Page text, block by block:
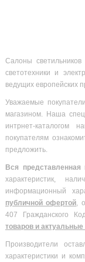
Салоны
светотехники и
ведущих европейских
Уважаемые
магазином. Наша
интрнет-каталогом
покупателям
предложить.
Вся
характеристик,
информационный
публичной офертой,
407 Гражданского
товаров и
Производители
характеристики и